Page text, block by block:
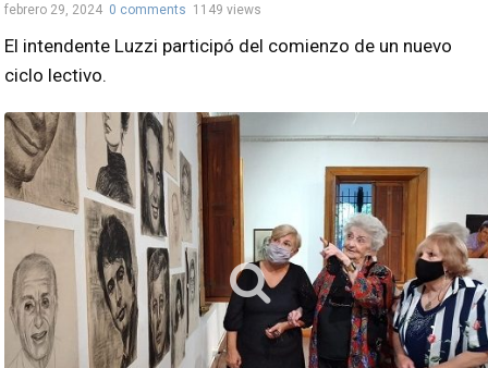
febrero 29, 2024 0 comments 1149 views
El intendente Luzzi participó del comienzo de un nuevo
ciclo lectivo.